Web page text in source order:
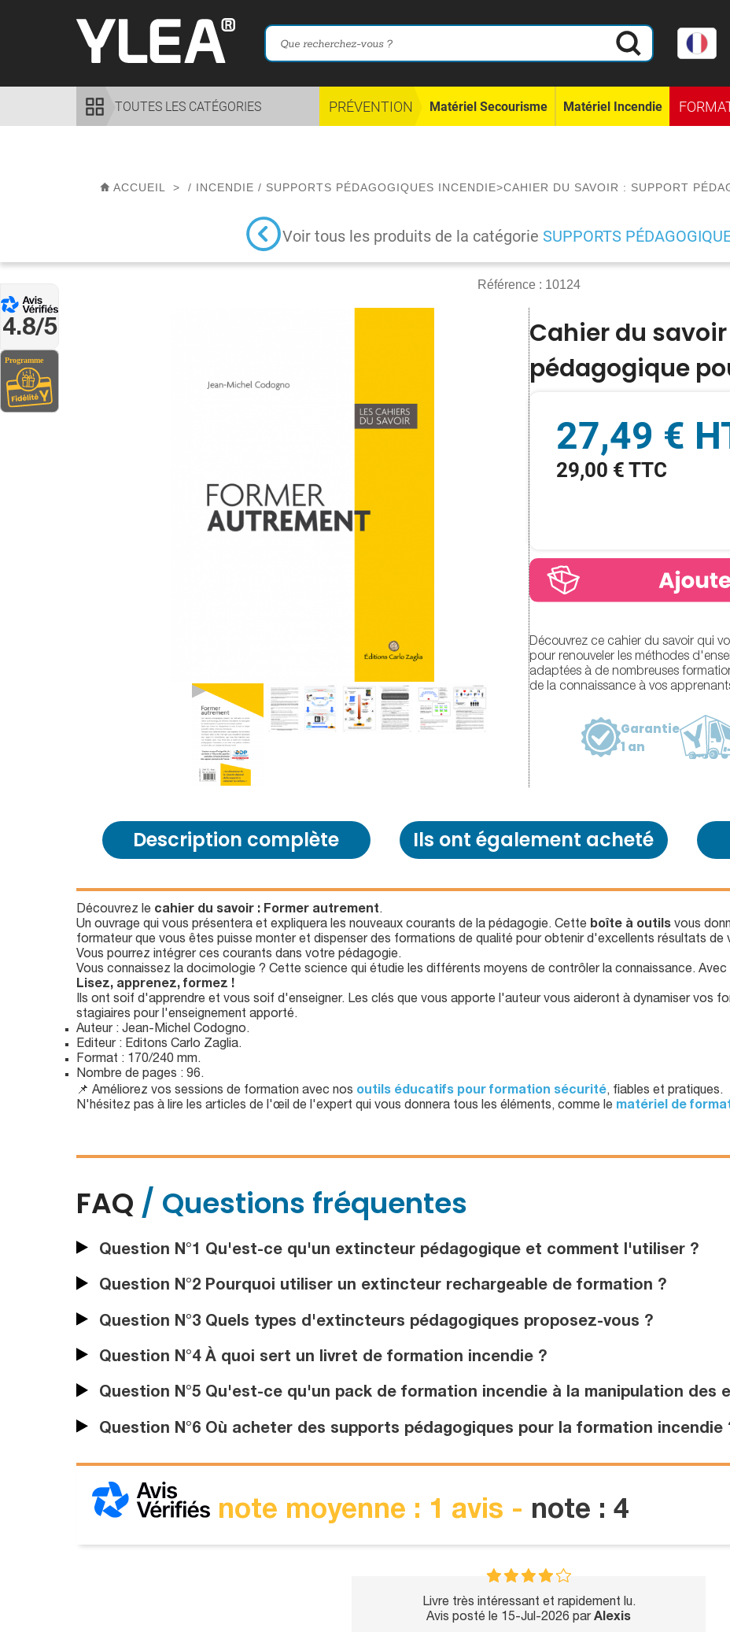
4.8/5
TOUTES LES CATÉGORIES PRÉVENTION Matériel Secourisme Matériel Incendie
ACCUEIL > / INCENDIE / SUPPORTS PÉDAGOGIQUES INCENDIE>CAHIER DU SAVOIR : SUPPORT
Voir tous les produits de la catégorie SUPPORTS
Référence : 10124
Cahier du
pédagogique
27,49 €
29,00 € TTC
Découvrez ce cahier du savoir qui
pour renouveler les méthodes
adaptées à de nombreuses
de la connaissance à vos
Garantie
1 an
Description complète Ils ont également acheté
Découvrez le cahier du savoir : Former autrement.
Un ouvrage qui vous présentera et expliquera les nouveaux courants de la pédagogie. Cette boîte à outils vous
formateur que vous êtes puisse monter et dispenser des formations de qualité pour obtenir d'excellents résultats de
Vous pourrez intégrer ces courants dans votre pédagogie.
Vous connaissez la docimologie ? Cette science qui étudie les différents moyens de contrôler la connaissance.
Lisez, apprenez, formez !
Ils ont soif d'apprendre et vous soif d'enseigner. Les clés que vous apporte l'auteur vous aideront à dynamiser vos
stagiaires pour l'enseignement apporté.
Auteur : Jean-Michel Codogno.
Editeur : Editons Carlo Zaglia.
Format : 170/240 mm.
Nombre de pages : 96.
📌 Améliorez vos sessions de formation avec nos outils éducatifs pour formation sécurité, fiables et pratiques.
N'hésitez pas à lire les articles de l'œil de l'expert qui vous donnera tous les éléments, comme le matériel de
FAQ / Questions fréquentes
Question N°1 Qu'est-ce qu'un extincteur pédagogique et comment l'utiliser ?
Question N°2 Pourquoi utiliser un extincteur rechargeable de formation ?
Question N°3 Quels types d'extincteurs pédagogiques proposez-vous ?
Question N°4 À quoi sert un livret de formation incendie ?
Question N°5 Qu'est-ce qu'un pack de formation incendie à la manipulation des
Question N°6 Où acheter des supports pédagogiques pour la formation incendie
note moyenne : 1 avis - note : 4
Livre très intéressant et rapidement lu.
Avis posté le 15-Jul-2026 parAlexis